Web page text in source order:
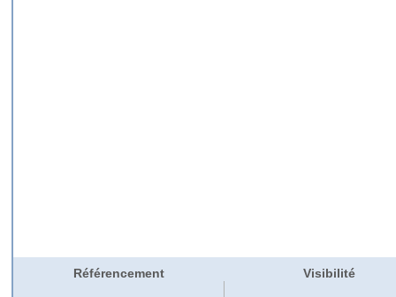
Référencement Visibilité